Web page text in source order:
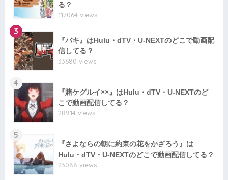
る？
117064 views
3
『バキ』はHulu・dTV・U-NEXTのどこで動画配
信してる？
33680 views
4
『賭ケグルイ××』はHulu・dTV・U-NEXTのど
こで動画配信してる？
28914 views
5
『さよならの朝に約束の花をかざろう』は
Hulu・dTV・U-NEXTのどこで動画配信してる？
23088 views